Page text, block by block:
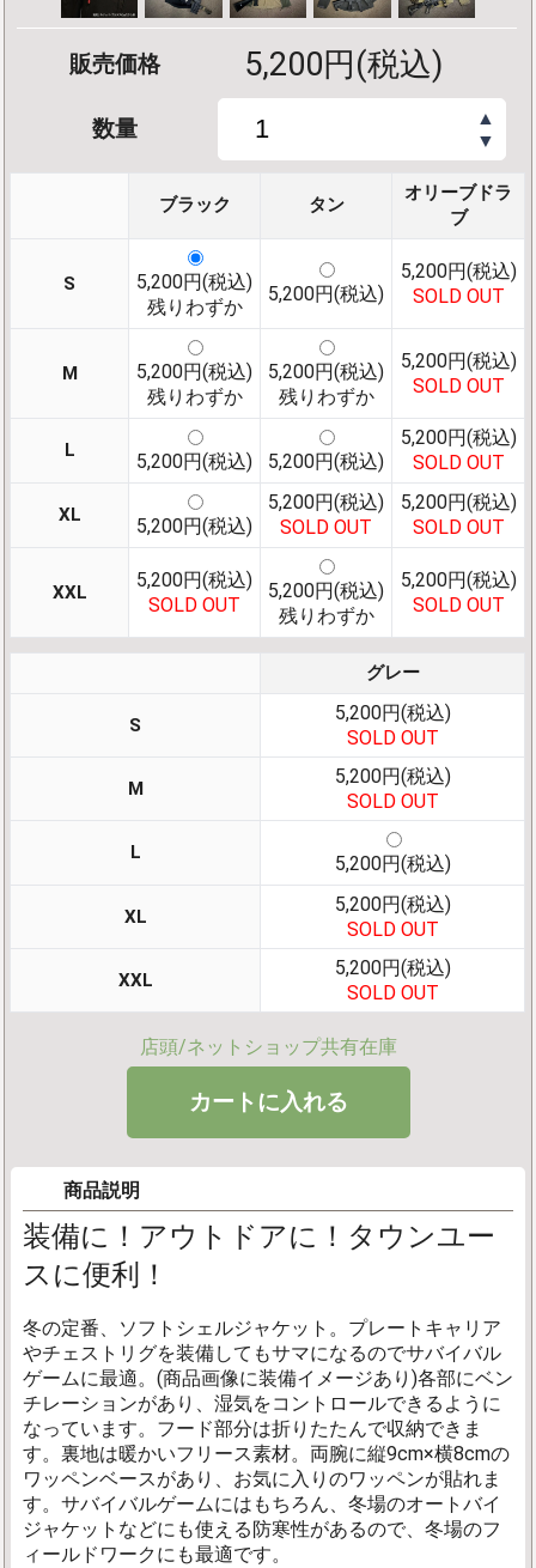
販売価格 5,200円(税込)
数量
▲
▼
ブラック タン
オリーブドラ
ブ
S
5,200円(税込)
残りわずか
5,200円(税込)
5,200円(税込)
SOLD OUT
M
5,200円(税込)
残りわずか
5,200円(税込)
残りわずか
5,200円(税込)
SOLD OUT
L 5,200円(税込) 5,200円(税込)
5,200円(税込)
SOLD OUT
XL 5,200円(税込)
5,200円(税込)
SOLD OUT
5,200円(税込)
SOLD OUT
XXL
5,200円(税込)
SOLD OUT
5,200円(税込)
残りわずか
5,200円(税込)
SOLD OUT
グレー
S
5,200円(税込)
SOLD OUT
M
5,200円(税込)
SOLD OUT
L 5,200円(税込)
XL
5,200円(税込)
SOLD OUT
XXL
5,200円(税込)
SOLD OUT
店頭/ネットショップ共有在庫
商品説明
装備に！アウトドアに！タウンユー
スに便利！
冬の定番、ソフトシェルジャケット。プレートキャリア
やチェストリグを装備してもサマになるのでサバイバル
ゲームに最適。(商品画像に装備イメージあり)各部にベン
チレーションがあり、湿気をコントロールできるように
なっています。フード部分は折りたたんで収納できま
す。裏地は暖かいフリース素材。両腕に縦9cm×横8cmの
ワッペンベースがあり、お気に入りのワッペンが貼れま
す。サバイバルゲームにはもちろん、冬場のオートバイ
ジャケットなどにも使える防寒性があるので、冬場のフ
ィールドワークにも最適です。